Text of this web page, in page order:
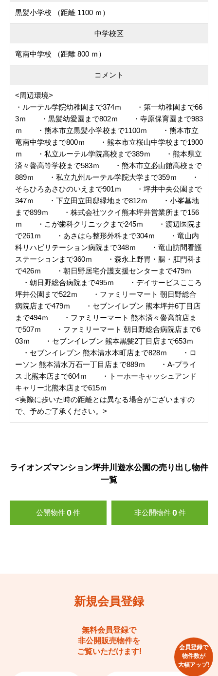
黒髪小学校 （距離 1100 ｍ）
中学校区
竜南中学校 （距離 800 ｍ）
コメント
<周辺環境>
・ルーテル学院幼稚園まで374ｍ ・第一幼稚園まで66
3ｍ ・黒髪幼愛園まで802ｍ ・寺原保育園まで983
ｍ ・熊本市立黒髪小学校まで1100ｍ ・熊本市立
竜南中学校まで800ｍ ・熊本市立桜山中学校まで1900
ｍ ・私立ルーテル学院高校まで389ｍ ・熊本県立
済々黌高等学校まで583ｍ ・熊本市立必由館高校まで
889ｍ ・私立九州ルーテル学院大学まで359ｍ ・
そらひろあさひのいえまで901ｍ ・坪井中央公園まで
347ｍ ・下立田立田邸緑地まで812ｍ ・小峯墓地
まで899ｍ ・株式会社ツクイ熊本坪井営業所まで156
ｍ ・こが歯科クリニックまで245ｍ ・渡辺医院ま
で261ｍ ・あさはら整形外科まで304ｍ ・竜山内
科リハビリテーション病院まで348ｍ ・竜山訪問看護
ステーションまで360ｍ ・森永上野胃・腸・肛門科ま
で426ｍ ・朝日野居宅介護支援センターまで479ｍ
・朝日野総合病院まで495ｍ ・デイサービスこころ
坪井公園まで522ｍ ・ファミリーマート 朝日野総合
病院店まで479ｍ ・セブンイレブン 熊本坪井6丁目店
まで494ｍ ・ファミリーマート 熊本済々黌高前店ま
で507ｍ ・ファミリーマート 朝日野総合病院店まで6
03ｍ ・セブンイレブン 熊本黒髪2丁目店まで653ｍ
・セブンイレブン 熊本清水本町店まで828ｍ ・ロ
ーソン 熊本清水万石一丁目店まで889ｍ ・A-プライ
ス 北熊本店まで604ｍ ・トーホーキャッシュアンド
キャリー北熊本店まで615ｍ
<実際に歩いた時の距離とは異なる場合がございますの
で、予めご了承ください。>
ライオンズマンション坪井川遊水公園の売り出し物件
一覧
公開物件0件 非公開物件 0 件
新規会員登録
無料会員登録で
非公開販売物件を
ご覧いただけます!
会員登録で
物件数が
大幅アップ!